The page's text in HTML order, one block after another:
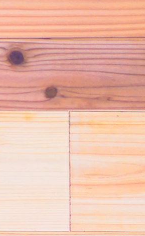
記事
記事
記事
記事
記事
記事
の記事
記事
記事
記事
記事
事
記事